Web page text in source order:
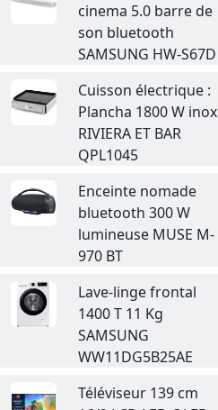
cinema 5.0 barre de
son bluetooth
SAMSUNG HW-S67D
Cuisson électrique :
Plancha 1800 W inox
RIVIERA ET BAR
QPL1045
Enceinte nomade
bluetooth 300 W
lumineuse MUSE M-
970 BT
Lave-linge frontal
1400 T 11 Kg
SAMSUNG
WW11DG5B25AE
Téléviseur 139 cm